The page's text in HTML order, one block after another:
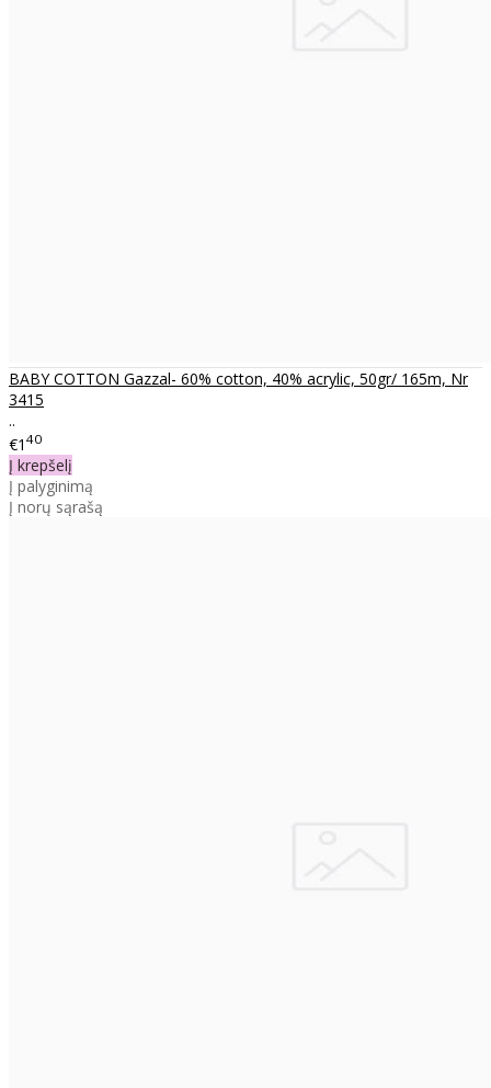
BABY COTTON Gazzal- 60% cotton, 40% acrylic, 50gr/ 165m, Nr
3415
..
€1 40
Į krepšelį
Į palyginimą
Į norų sąrašą